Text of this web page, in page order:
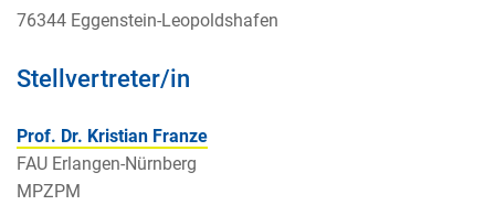
76344 Eggenstein-Leopoldshafen
Stellvertreter/in
Prof. Dr. Kristian Franze
FAU Erlangen-Nürnberg
MPZPM